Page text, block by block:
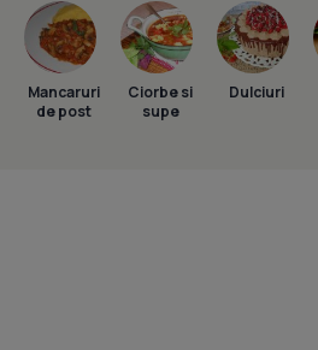
Mancaruri
de post
Ciorbe si
supe
Dulciuri